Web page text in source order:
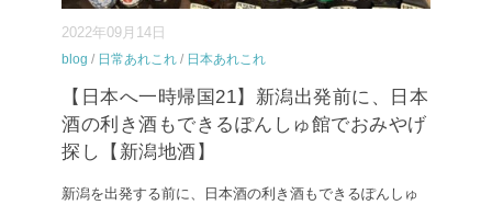
2022年09月14日
blog / 日常あれこれ / 日本あれこれ
【日本へ一時帰国21】新潟出発前に、日本
酒の利き酒もできるぽんしゅ館でおみやげ
探し【新潟地酒】
新潟を出発する前に、日本酒の利き酒もできるぽんしゅ